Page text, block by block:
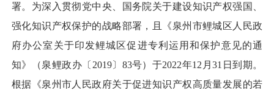
署。为深入贯彻党中央、国务院关于建设知识产权强国、
强化知识产权保护的战略部署，且《泉州市鲤城区人民政
府办公室关于印发鲤城区促进专利运用和保护意见的通
知》（泉鲤政办〔2019〕83号）于2022年12月31日到期。
根据《泉州市人民政府关于促进知识产权高质量发展的若